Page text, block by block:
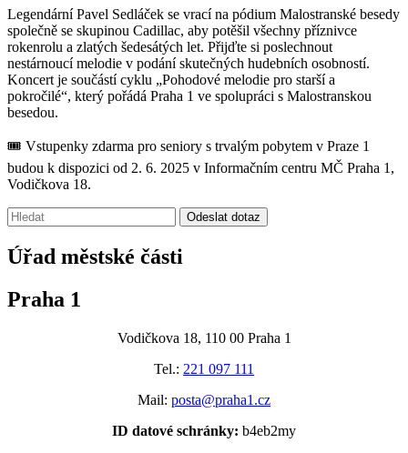
Legendární Pavel Sedláček se vrací na pódium Malostranské besedy
společně se skupinou Cadillac, aby potěšil všechny příznivce
rokenrolu a zlatých šedesátých let. Přijďte si poslechnout
nestárnoucí melodie v podání skutečných hudebních osobností.
Koncert je součástí cyklu „Pohodové melodie pro starší a
pokročilé“, který pořádá Praha 1 ve spolupráci s Malostranskou
besedou.
🎟️ Vstupenky zdarma pro seniory s trvalým pobytem v Praze 1
budou k dispozici od 2. 6. 2025 v Informačním centru MČ Praha 1,
Vodičkova 18.
Vyhledávání:
Odeslat dotaz
Úřad městské části
Praha 1
Vodičkova 18, 110 00 Praha 1
Tel.: 221 097 111
Mail: posta@praha1.cz
ID datové schránky: b4eb2my